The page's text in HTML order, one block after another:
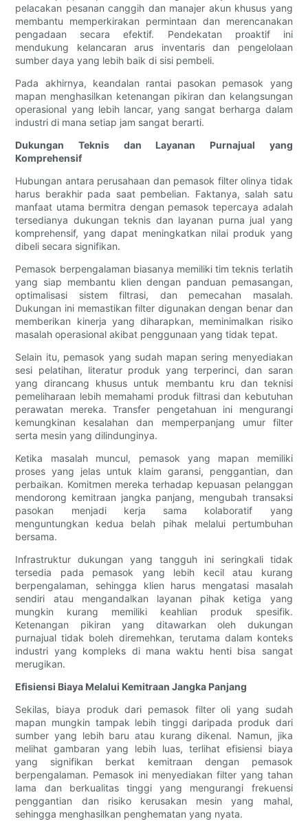
pelacakan pesanan canggih dan manajer akun khusus yang
membantu memperkirakan permintaan dan merencanakan
pengadaan secara efektif. Pendekatan proaktif ini
mendukung kelancaran arus inventaris dan pengelolaan
sumber daya yang lebih baik di sisi pembeli.
Pada akhirnya, keandalan rantai pasokan pemasok yang
mapan menghasilkan ketenangan pikiran dan kelangsungan
operasional yang lebih lancar, yang sangat berharga dalam
industri di mana setiap jam sangat berarti.
Dukungan Teknis dan Layanan Purnajual yang
Komprehensif
Hubungan antara perusahaan dan pemasok filter olinya tidak
harus berakhir pada saat pembelian. Faktanya, salah satu
manfaat utama bermitra dengan pemasok tepercaya adalah
tersedianya dukungan teknis dan layanan purna jual yang
komprehensif, yang dapat meningkatkan nilai produk yang
dibeli secara signifikan.
Pemasok berpengalaman biasanya memiliki tim teknis terlatih
yang siap membantu klien dengan panduan pemasangan,
optimalisasi sistem filtrasi, dan pemecahan masalah.
Dukungan ini memastikan filter digunakan dengan benar dan
memberikan kinerja yang diharapkan, meminimalkan risiko
masalah operasional akibat penggunaan yang tidak tepat.
Selain itu, pemasok yang sudah mapan sering menyediakan
sesi pelatihan, literatur produk yang terperinci, dan saran
yang dirancang khusus untuk membantu kru dan teknisi
pemeliharaan lebih memahami produk filtrasi dan kebutuhan
perawatan mereka. Transfer pengetahuan ini mengurangi
kemungkinan kesalahan dan memperpanjang umur filter
serta mesin yang dilindunginya.
Ketika masalah muncul, pemasok yang mapan memiliki
proses yang jelas untuk klaim garansi, penggantian, dan
perbaikan. Komitmen mereka terhadap kepuasan pelanggan
mendorong kemitraan jangka panjang, mengubah transaksi
pasokan menjadi kerja sama kolaboratif yang
menguntungkan kedua belah pihak melalui pertumbuhan
bersama.
Infrastruktur dukungan yang tangguh ini seringkali tidak
tersedia pada pemasok yang lebih kecil atau kurang
berpengalaman, sehingga klien harus mengatasi masalah
sendiri atau mengandalkan layanan pihak ketiga yang
mungkin kurang memiliki keahlian produk spesifik.
Ketenangan pikiran yang ditawarkan oleh dukungan
purnajual tidak boleh diremehkan, terutama dalam konteks
industri yang kompleks di mana waktu henti bisa sangat
merugikan.
Efisiensi Biaya Melalui Kemitraan Jangka Panjang
Sekilas, biaya produk dari pemasok filter oli yang sudah
mapan mungkin tampak lebih tinggi daripada produk dari
sumber yang lebih baru atau kurang dikenal. Namun, jika
melihat gambaran yang lebih luas, terlihat efisiensi biaya
yang signifikan berkat kemitraan dengan pemasok
berpengalaman. Pemasok ini menyediakan filter yang tahan
lama dan berkualitas tinggi yang mengurangi frekuensi
penggantian dan risiko kerusakan mesin yang mahal,
sehingga menghasilkan penghematan yang nyata.